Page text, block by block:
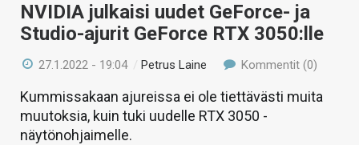
NVIDIA julkaisi uudet GeForce- ja
Studio-ajurit GeForce RTX 3050:lle
27.1.2022 - 19:04 /Petrus Laine Kommentit (0)
Kummissakaan ajureissa ei ole tiettävästi muita
muutoksia, kuin tuki uudelle RTX 3050 -
näytönohjaimelle.